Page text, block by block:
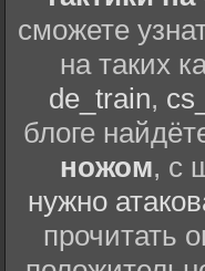
сможете
на таких
de_train,
блоге
ножом, с
нужно
прочитать